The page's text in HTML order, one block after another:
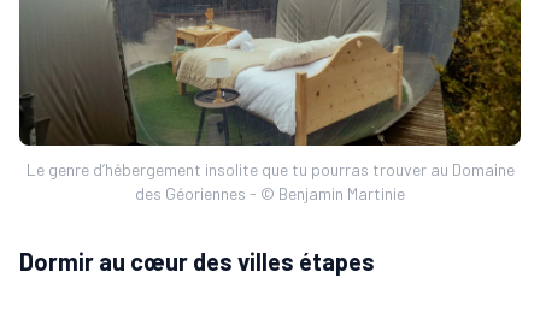
Le genre d’hébergement insolite que tu pourras trouver au Domaine
des Géoriennes - © Benjamin Martinie
Dormir au cœur des villes étapes